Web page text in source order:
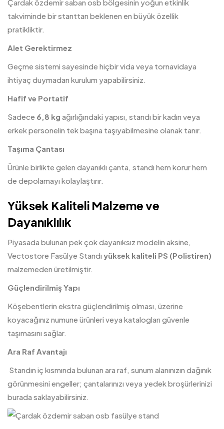
Çardak özdemir saban osb bölgesinin yoğun etkinlik
takviminde bir stanttan beklenen en büyük özellik
pratikliktir.
Alet Gerektirmez
Geçme sistemi sayesinde hiçbir vida veya tornavidaya
ihtiyaç duymadan kurulum yapabilirsiniz.
Hafif ve Portatif
Sadece 6,8 kg ağırlığındaki yapısı, standı bir kadın veya
erkek personelin tek başına taşıyabilmesine olanak tanır.
Taşıma Çantası
Ürünle birlikte gelen dayanıklı çanta, standı hem korur hem
de depolamayı kolaylaştırır.
Yüksek Kaliteli Malzeme ve
Dayanıklılık
Piyasada bulunan pek çok dayanıksız modelin aksine,
Vectostore Fasülye Standı yüksek kaliteli PS (Polistiren)
malzemeden üretilmiştir.
Güçlendirilmiş Yapı
Köşebentlerin ekstra güçlendirilmiş olması, üzerine
koyacağınız numune ürünleri veya katalogları güvenle
taşımasını sağlar.
Ara Raf Avantajı
Standın iç kısmında bulunan ara raf, sunum alanınızın dağınık
görünmesini engeller; çantalarınızı veya yedek broşürlerinizi
burada saklayabilirsiniz.